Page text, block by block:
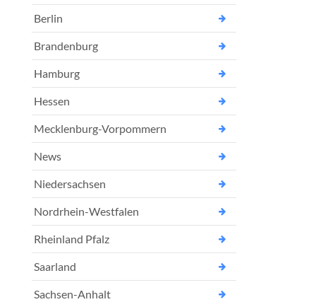
Berlin
Brandenburg
Hamburg
Hessen
Mecklenburg-Vorpommern
News
Niedersachsen
Nordrhein-Westfalen
Rheinland Pfalz
Saarland
Sachsen-Anhalt